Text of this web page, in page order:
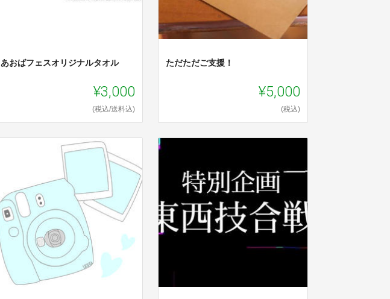
あおばフェスオリジナルタオル
¥3,000
(税込/送料込)
ただただご支援！
¥5,000
(税込)